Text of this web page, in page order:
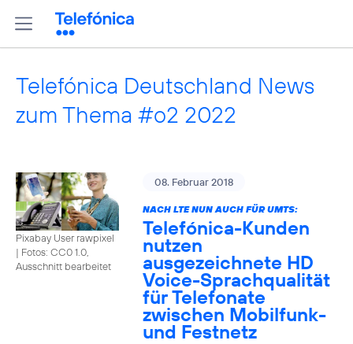
Telefónica Deutschland News
zum Thema #o2 2022
Pixabay User rawpixel
| Fotos: CC0 1.0,
Ausschnitt bearbeitet
08. Februar 2018
NACH LTE NUN AUCH FÜR UMTS:
Telefónica-Kunden
nutzen
ausgezeichnete HD
Voice-Sprachqualität
für Telefonate
zwischen Mobilfunk-
und Festnetz